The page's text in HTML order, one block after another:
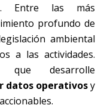
Entre las más
profundo de
ambiental
a las actividades.
que desarrolle
datos operativosy